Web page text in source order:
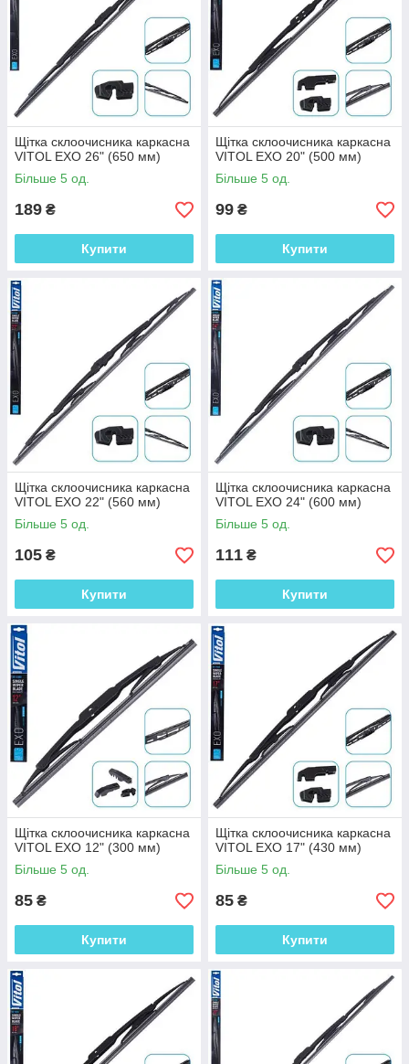
Щітка склоочисника каркасна
VITOL EXO 26" (650 мм)
Більше 5 од.
189 ₴
Купити
Щітка склоочисника каркасна
VITOL EXO 20" (500 мм)
Більше 5 од.
99 ₴
Купити
Щітка склоочисника каркасна
VITOL EXO 22" (560 мм)
Більше 5 од.
105 ₴
Купити
Щітка склоочисника каркасна
VITOL EXO 24" (600 мм)
Більше 5 од.
111 ₴
Купити
Щітка склоочисника каркасна
VITOL EXO 12" (300 мм)
Більше 5 од.
85 ₴
Купити
Щітка склоочисника каркасна
VITOL EXO 17" (430 мм)
Більше 5 од.
85 ₴
Купити